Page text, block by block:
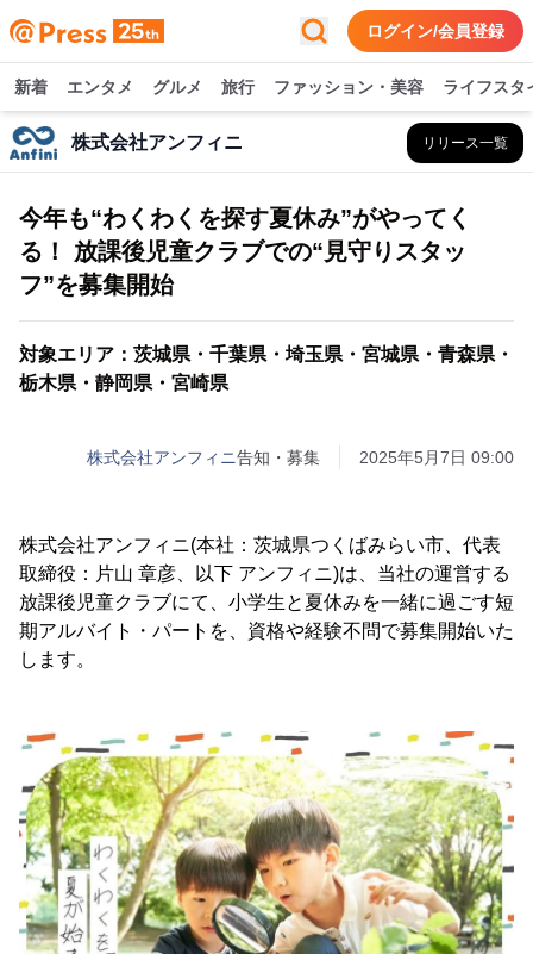
ログイン/会員登録
新着 エンタメ グルメ 旅行 ファッション・美容 ライフスタ
株式会社アンフィニ リリース一覧
今年も“わくわくを探す夏休み”がやってく
る！ 放課後児童クラブでの“見守りスタッ
フ”を募集開始
対象エリア：茨城県・千葉県・埼玉県・宮城県・青森県・
栃木県・静岡県・宮崎県
株式会社アンフィニ告知・募集 2025年5月7日 09:00
株式会社アンフィニ(本社：茨城県つくばみらい市、代表
取締役：片山 章彦、以下 アンフィニ)は、当社の運営する
放課後児童クラブにて、小学生と夏休みを一緒に過ごす短
期アルバイト・パートを、資格や経験不問で募集開始いた
します。